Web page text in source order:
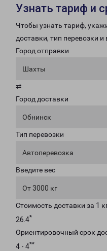
Узнать тариф и
Чтобы узнать тариф,
доставки, тип перевозки и
Город отправки
Шахты
⇄
Город доставки
Обнинск
Тип перевозки
Автоперевозка
Введите вес
От 3000 кг
Стоимость доставки за 1
26.4*
Ориентировочный срок
4 - 4**